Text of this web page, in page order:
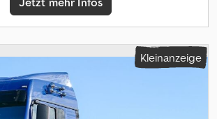
ausziehbar Fahrertür *
* Sonnenblende Transparent *
/ 80 R 22,5 luftgefedert 60% ----Preis: 16900,-
Für weitere Fragen können Sie uns unter
erreichen: Wir sprechen: Deutsch,
????? Schreibfehler, Irrtümer und
Kleinanzeige